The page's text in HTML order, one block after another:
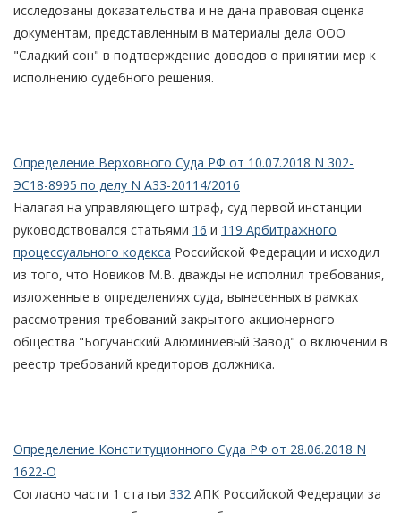
исследованы доказательства и не дана правовая оценка
документам, представленным в материалы дела ООО
"Сладкий сон" в подтверждение доводов о принятии мер к
исполнению судебного решения.
Определение Верховного Суда РФ от 10.07.2018 N 302-
ЭС18-8995 по делу N А33-20114/2016
Налагая на управляющего штраф, суд первой инстанции
руководствовался статьями 16 и 119 Арбитражного
процессуального кодекса Российской Федерации и исходил
из того, что Новиков М.В. дважды не исполнил требования,
изложенные в определениях суда, вынесенных в рамках
рассмотрения требований закрытого акционерного
общества "Богучанский Алюминиевый Завод" о включении в
реестр требований кредиторов должника.
Определение Конституционного Суда РФ от 28.06.2018 N
1622-О
Согласно части 1 статьи 332 АПК Российской Федерации за